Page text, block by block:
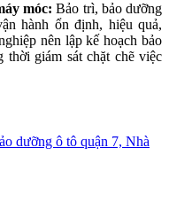
móc: Bảo trì, bảo dưỡng
hành ổn định, hiệu quả,
nên lập kế hoạch bảo
giám sát chặt chẽ việc
dưỡng ô tô quận 7, Nhà